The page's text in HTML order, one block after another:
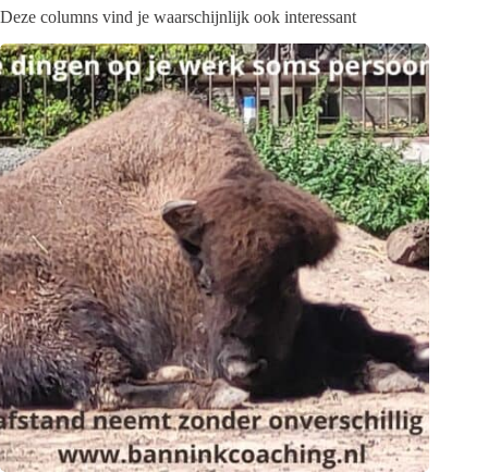
Deze columns vind je waarschijnlijk ook interessant